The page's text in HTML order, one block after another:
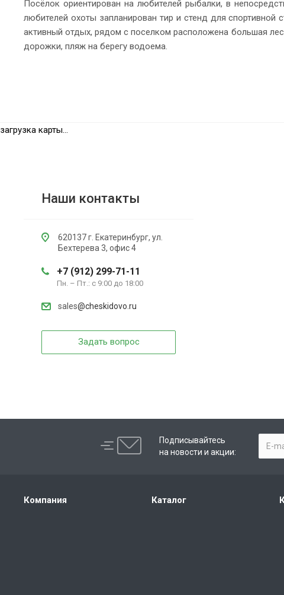
Посёлок ориентирован на любителей рыбалки, в
любителей охоты запланирован тир и стенд для
активный отдых, рядом с поселком расположена большая
дорожки, пляж на берегу водоема.
Наши контакты
620137 г. Екатеринбург, ул.
Бехтерева 3, офис 4
+7 (912) 299-71-11
Пн. – Пт.: с 9:00 до 18:00
sales@cheskidovo.ru
Задать вопрос
загрузка карты...
Подписывайтесь
на новости и акции:
Компания Каталог